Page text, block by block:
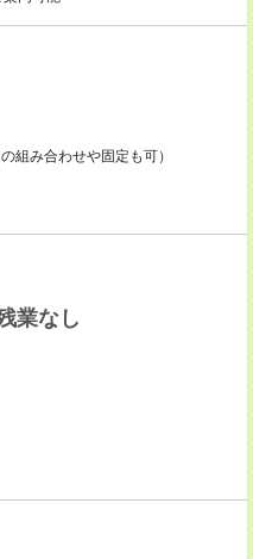
組み合わせや固定も可）
業なし